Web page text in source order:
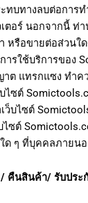
ทบทางลบต่อการ
ตอร์ นอกจากนี้ ท่า
หรือขายต่อส่วนใ
ารใช้บริการของ
าต แทรกแซง ทำค
บไซต์
เว็บไซต์
ไซต์
ด ๆ ที่บุคคลภายนอ
/ คืนสินค้า/ รับประ